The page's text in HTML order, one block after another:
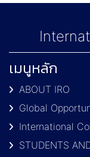
เมนูหลัก
ABOUT IRO
Global
International
STUDENTS